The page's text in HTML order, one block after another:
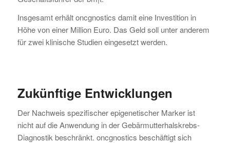
Insgesamt erhält oncgnostics damit eine Investition in
Höhe von einer Million Euro. Das Geld soll unter anderem
für zwei klinische Studien eingesetzt werden.
Zukünftige Entwicklungen
Der Nachweis spezifischer epigenetischer Marker ist
nicht auf die Anwendung in der Gebärmutterhalskrebs-
Diagnostik beschränkt. oncgnostics beschäftigt sich